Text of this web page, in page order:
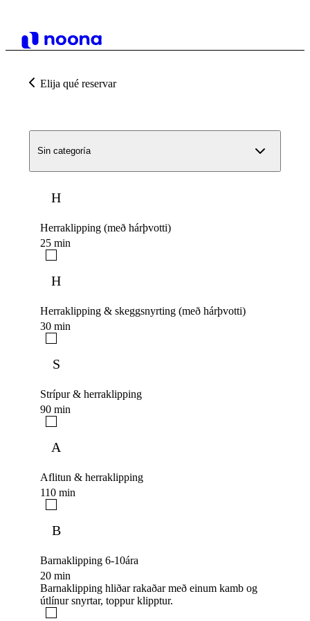
Elija qué reservar
Sin categoría
H
Herraklipping (með hárþvotti)
25 min
H
Herraklipping & skeggsnyrting (með hárþvotti)
30 min
S
Strípur & herraklipping
90 min
A
Aflitun & herraklipping
110 min
B
Barnaklipping 6-10ára
20 min
Barnaklipping hliðar rakaðar með einum kamb og
útlínur snyrtar, toppur klipptur.